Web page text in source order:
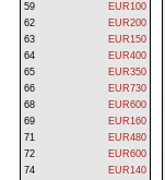
59
EUR100
62
EUR200
63
EUR150
64
EUR400
65
EUR350
66
EUR730
68
EUR600
69
EUR160
71
EUR480
72
EUR600
74
EUR140